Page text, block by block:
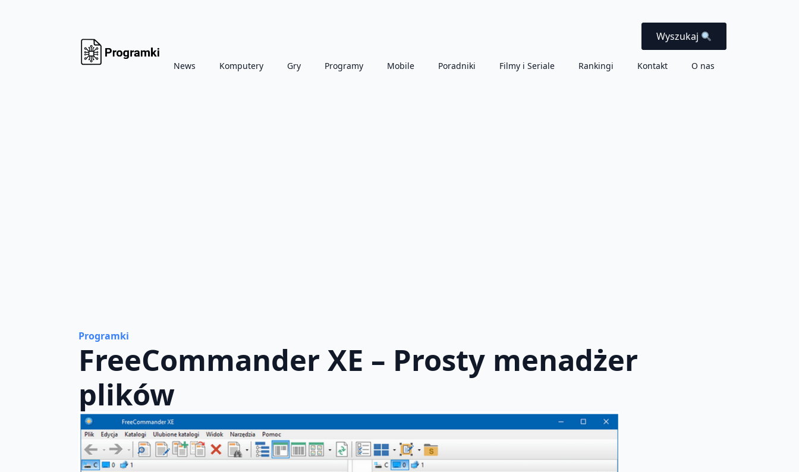
Wyszukaj
News Komputery Gry Programy Mobile Poradniki Filmy i Seriale Rankingi Kontakt O nas
Programki
FreeCommander XE – Prosty menadżer
plików